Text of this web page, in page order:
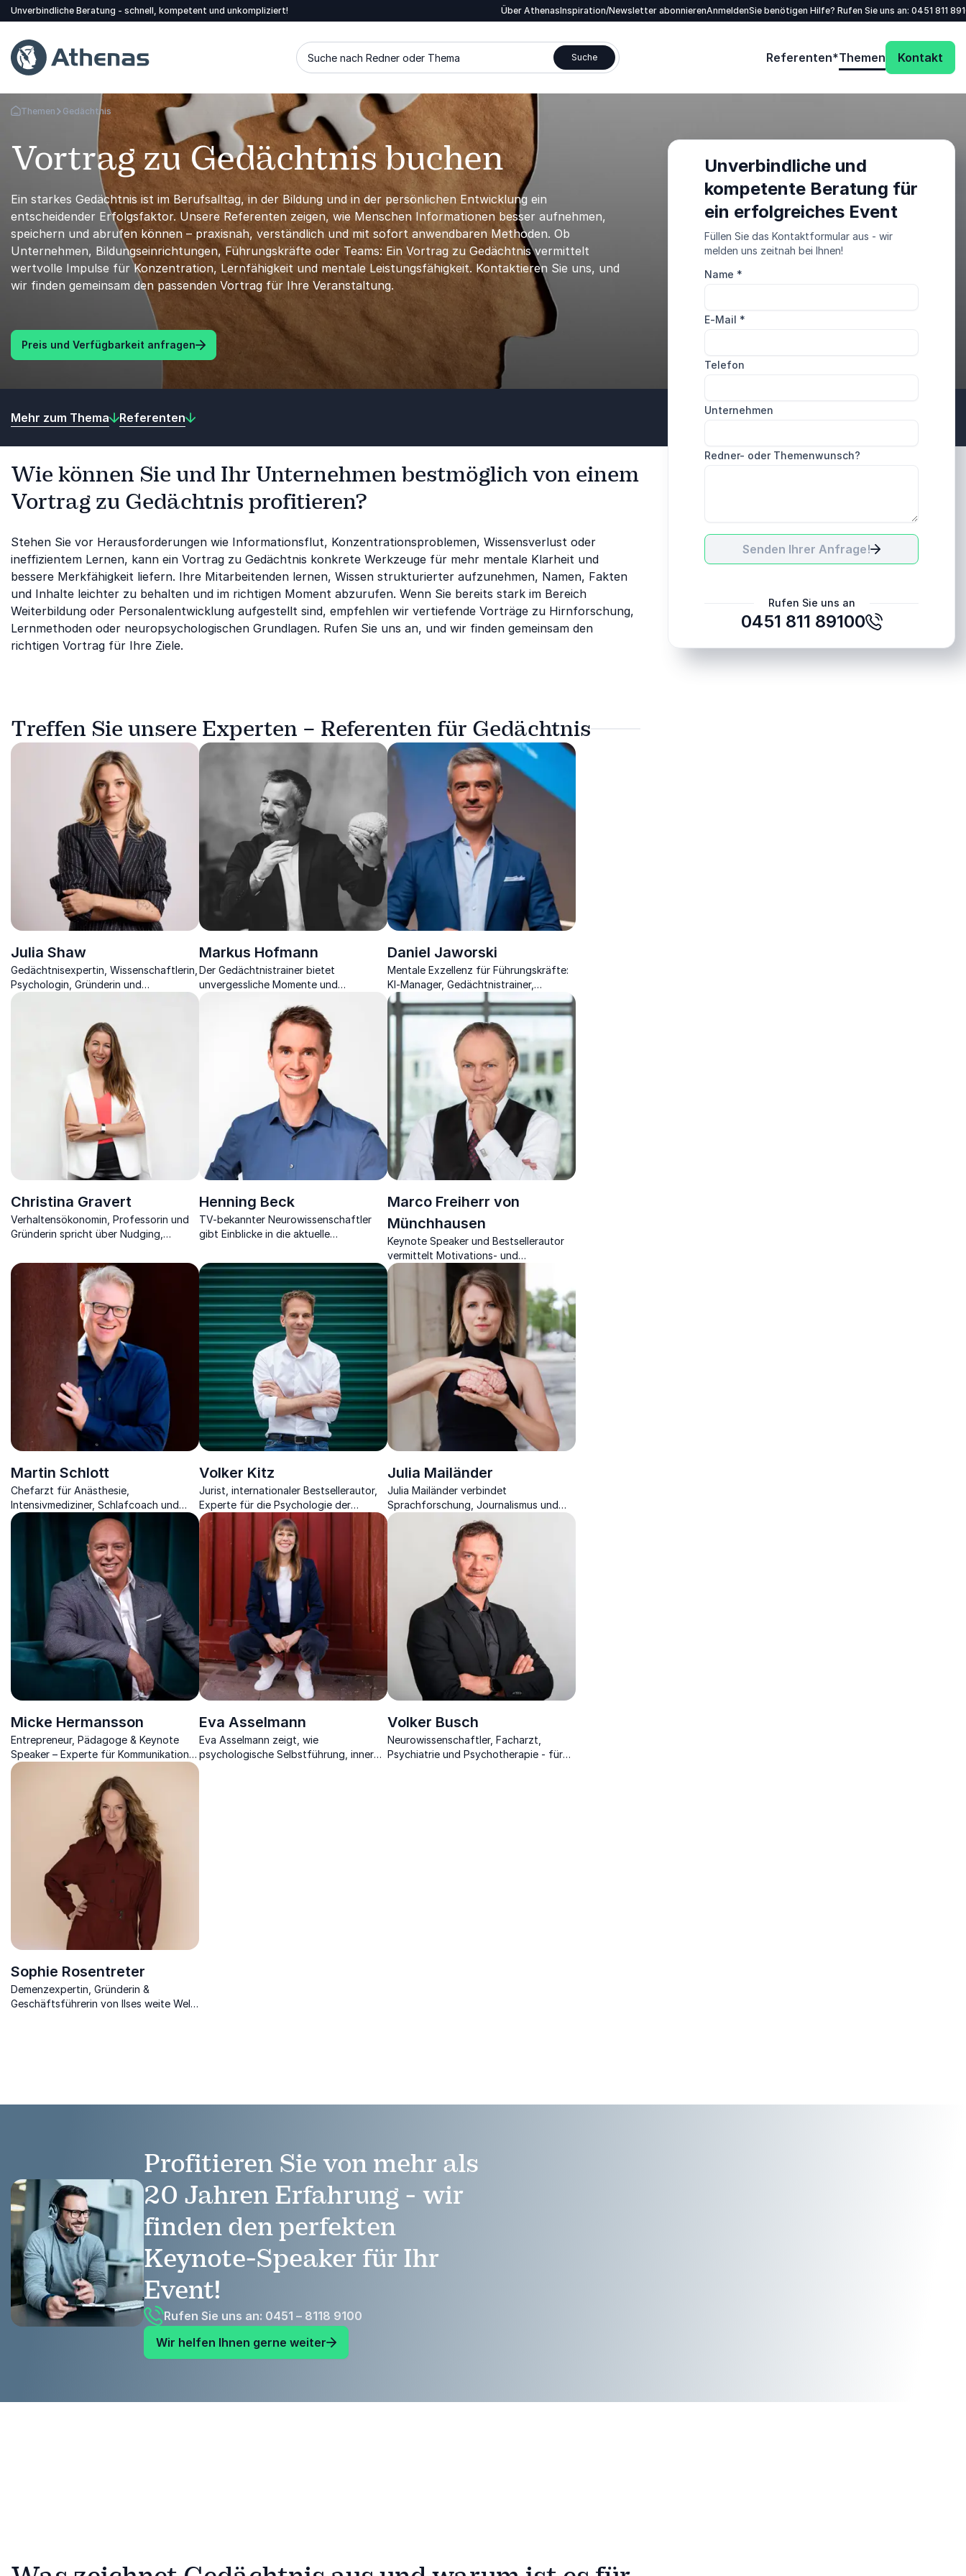
Unverbindliche Beratung - schnell, kompetent und unkompliziert! Über AthenasInspiration/Newsletter abonnierenAnmeldenSie benötigen Hilfe? Rufen Sie uns an: 0451 811
Suche nach Redner oder Thema Suche Referenten*Themen Kontakt
Zurück zur Startseite
Themen Gedächtnis
Vortrag zu Gedächtnis buchen
Ein starkes Gedächtnis ist im Berufsalltag, in der Bildung und in der persönlichen Entwicklung ein
entscheidender Erfolgsfaktor. Unsere Referenten zeigen, wie Menschen Informationen besser aufnehmen,
speichern und abrufen können – praxisnah, verständlich und mit sofort anwendbaren Methoden. Ob
Unternehmen, Bildungseinrichtungen, Führungskräfte oder Teams: Ein Vortrag zu Gedächtnis vermittelt
wertvolle Impulse für Konzentration, Lernfähigkeit und mentale Leistungsfähigkeit. Kontaktieren Sie uns, und
wir finden gemeinsam den passenden Vortrag für Ihre Veranstaltung.
Preis und Verfügbarkeit anfragen
Unverbindliche und
kompetente Beratung für
ein erfolgreiches Event
Füllen Sie das Kontaktformular aus - wir
melden uns zeitnah bei Ihnen!
Name *
E-Mail *
Telefon
Unternehmen
Redner- oder Themenwunsch?
Senden Ihrer Anfrage!
Rufen Sie uns an
0451 811 89100
Mehr zum Thema Referenten
Wie können Sie und Ihr Unternehmen bestmöglich von einem
Vortrag zu Gedächtnis profitieren?
Stehen Sie vor Herausforderungen wie Informationsflut, Konzentrationsproblemen, Wissensverlust oder
ineffizientem Lernen, kann ein Vortrag zu Gedächtnis konkrete Werkzeuge für mehr mentale Klarheit und
bessere Merkfähigkeit liefern. Ihre Mitarbeitenden lernen, Wissen strukturierter aufzunehmen, Namen, Fakten
und Inhalte leichter zu behalten und im richtigen Moment abzurufen. Wenn Sie bereits stark im Bereich
Weiterbildung oder Personalentwicklung aufgestellt sind, empfehlen wir vertiefende Vorträge zu Hirnforschung,
Lernmethoden oder neuropsychologischen Grundlagen. Rufen Sie uns an, und wir finden gemeinsam den
richtigen Vortrag für Ihre Ziele.
Treffen Sie unsere Experten – Referenten für Gedächtnis
Julia Shaw
Gedächtnisexpertin, Wissenschaftlerin,
Psychologin, Gründerin und
Bestsellerautorin zeigt, was das
Markus Hofmann
Der Gedächtnistrainer bietet
unvergessliche Momente und
begeistert mit Techniken, um Ihre
Hirnleistung zu steigern.
Daniel Jaworski
Mentale Exzellenz für Führungskräfte:
KI-Manager, Gedächtnistrainer,
Keynote Speaker und dreifacher
Weltrekordhalter
Christina Gravert
Verhaltensökonomin, Professorin und
Gründerin spricht über Nudging,
Umgebung unser Verhalten beeinflusst.
Henning Beck
TV-bekannter Neurowissenschaftler
gibt Einblicke in die aktuelle
Unternehmen beeinflusst.
Marco Freiherr von
Münchhausen
Keynote Speaker und Bestsellerautor
vermittelt Motivations- und
Erfolgsstrategien mit Tiefgang und
Unterhaltungswert.
Martin Schlott
Chefarzt für Anästhesie,
Intensivmediziner, Schlafcoach und
Autor über Schlaf und dessen
Auswirkung auf die Gesundheit.
Volker Kitz
Jurist, internationaler Bestsellerautor,
Experte für die Psychologie der
Überzeugung und Motivation.
Julia Mailänder
Julia Mailänder verbindet
Sprachforschung, Journalismus und
Unternehmertum zu inspirierenden
Vorträgen mit echtem Praxisbezug.
Micke Hermansson
Entrepreneur, Pädagoge & Keynote
Speaker – Experte für Kommunikation,
Motivation und Lernen in allen
Eva Asselmann
Eva Asselmann zeigt, wie
psychologische Selbstführung, innere
Stabilität und Klarheit in Zeiten von
Volker Busch
Neurowissenschaftler, Facharzt,
Psychiatrie und Psychotherapie - für
Sophie Rosentreter
Demenzexpertin, Gründerin &
Geschäftsführerin von Ilses weite Welt
Profitieren Sie von mehr als
20 Jahren Erfahrung - wir
finden den perfekten
Keynote-Speaker für Ihr
Event!
Rufen Sie uns an: 0451 – 8118 9100
Wir helfen Ihnen gerne weiter